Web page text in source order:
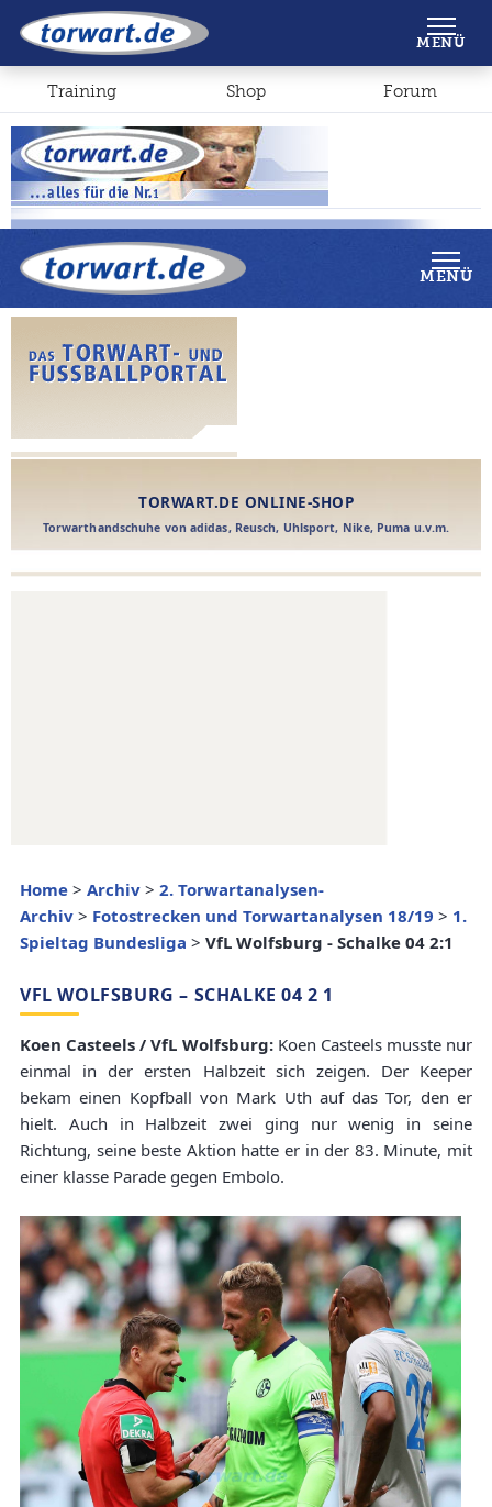
Shop Forum
MENÜ
Home > Archiv > 2. Torwartanalysen-
Archiv > Fotostrecken und Torwartanalysen 18/19 > 1.
Spieltag Bundesliga > VfL Wolfsburg - Schalke 04 2:1
VFL WOLFSBURG – SCHALKE 04 2 1
Koen Casteels / VfL Wolfsburg: Koen Casteels musste nur
einmal in der ersten Halbzeit sich zeigen. Der Keeper
bekam einen Kopfball von Mark Uth auf das Tor, den er
hielt. Auch in Halbzeit zwei ging nur wenig in seine
Richtung, seine beste Aktion hatte er in der 83. Minute, mit
einer klasse Parade gegen Embolo.